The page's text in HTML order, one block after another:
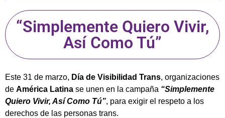
“Simplemente Quiero Vivir,
Así Como Tú”
Este 31 de marzo, Día de Visibilidad Trans, organizaciones
de América Latina se unen en la campaña “Simplemente
Quiero Vivir, Así Como Tú”, para exigir el respeto a los
derechos de las personas trans.